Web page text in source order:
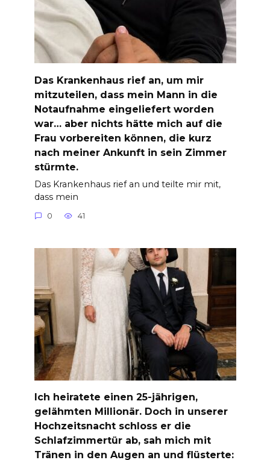
Das Krankenhaus rief an, um mir
mitzuteilen, dass mein Mann in die
Notaufnahme eingeliefert worden
war… aber nichts hätte mich auf die
Frau vorbereiten können, die kurz
nach meiner Ankunft in sein Zimmer
stürmte.
Das Krankenhaus rief an und teilte mir mit,
dass mein
0 41
Ich heiratete einen 25-jährigen,
gelähmten Millionär. Doch in unserer
Hochzeitsnacht schloss er die
Schlafzimmertür ab, sah mich mit
Tränen in den Augen an und flüsterte: